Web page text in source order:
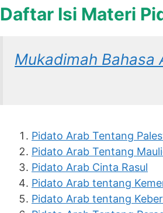
Daftar Isi Materi
Mukadimah Bahasa
Pidato Arab Tentang
Pidato Arab Tentang
Pidato Arab Cinta Rasul
Pidato Arab tentang
Pidato Arab tentang